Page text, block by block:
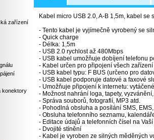
zařízení
konektory
Kabel micro USB 2.0, A-B 1,5m, kabel
- Tento kabel je vyjímečně vyrobený se
- Quick charge
- Délka: 1,5m
- USB 2.0 rychlost až 480Mbps
- USB kabel umožňuje dobíjení telefonu
- Kabel určen pro připojení všech
- USB kabel typu: F BUS (určeno pro
- USB kabel podporuje datové a faxové
- Umožňuje připojení k internetu:
- Možnost nahrání loga, tapety,
- Správa souborů, fotografií, MP3 atd.
- Pohodlná obsluha a posílání SMS,
- Obsluha telefonního seznamu,
- Editace údajů a telefonních čísel na Vaší
- Dvojité stínění
- Kabel je vyroben ze silných měděných